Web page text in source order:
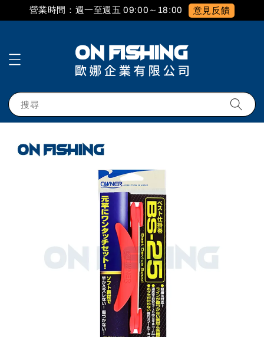
營業時間：週一至週五 09:00～18:00 意見反饋
搜尋